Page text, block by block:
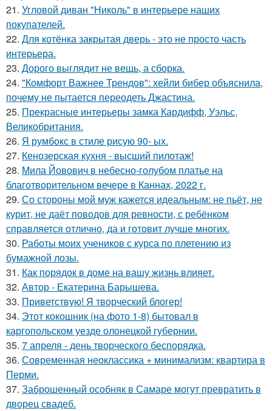
21. Угловой диван "Николь" в интерьере наших
покупателей.
22. Для котёнка закрытая дверь - это не просто часть
интерьера.
23. Дорого выглядит не вещь, а сборка.
24. "Комфорт Важнее Трендов": хейли бибер объяснила,
почему не пытается переодеть Джастина.
25. Прекрасные интерьеры замка Кардифф, Уэльс,
Великобритания.
26. Я румбокс в стиле рисую 90- ых.
27. Кенозерская кухня - высший пилотаж!
28. Мила Йовович в небесно-голубом платье на
благотворительном вечере в Каннах, 2022 г.
29. Со стороны мой муж кажется идеальным: не пьёт, не
курит, не даёт поводов для ревности, с ребёнком
справляется отлично, да и готовит лучше многих.
30. Работы моих учеников с курса по плетению из
бумажной лозы.
31. Как порядок в доме на вашу жизнь влияет.
32. Автор - Екатерина Барышева.
33. Приветствую! Я творческий блогер!
34. Этот кокошник (на фото 1-8) бытовал в
каргопольском уезде олонецкой губернии.
35. 7 апреля - день творческого беспорядка.
36. Современная неоклассика + минимализм: квартира в
Перми.
37. Заброшенный особняк в Самаре могут превратить в
дворец свадеб.